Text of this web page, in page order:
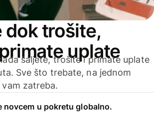
dok trošite,
uplate
šaljete, trošite i primate uplate
Sve što trebate, na jednom
zatreba.
novcem u pokretu globalno.